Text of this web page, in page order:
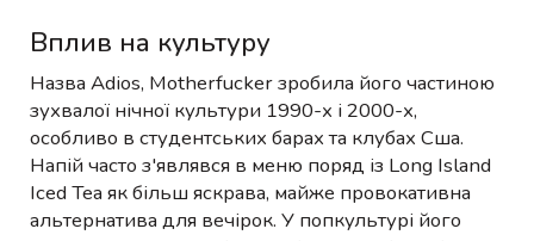
Вплив на культуру
Назва Adios, Motherfucker зробила його частиною
зухвалої нічної культури 1990-х і 2000-х,
особливо в студентських барах та клубах Сша.
Напій часто з'являвся в меню поряд із Long Island
Iced Tea як більш яскрава, майже провокативна
альтернатива для вечірок. У попкультурі його